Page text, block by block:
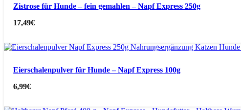
Zistrose für Hunde – fein gemahlen – Napf Express 250g
17,49€
Eierschalenpulver für Hunde – Napf Express 100g
6,99€